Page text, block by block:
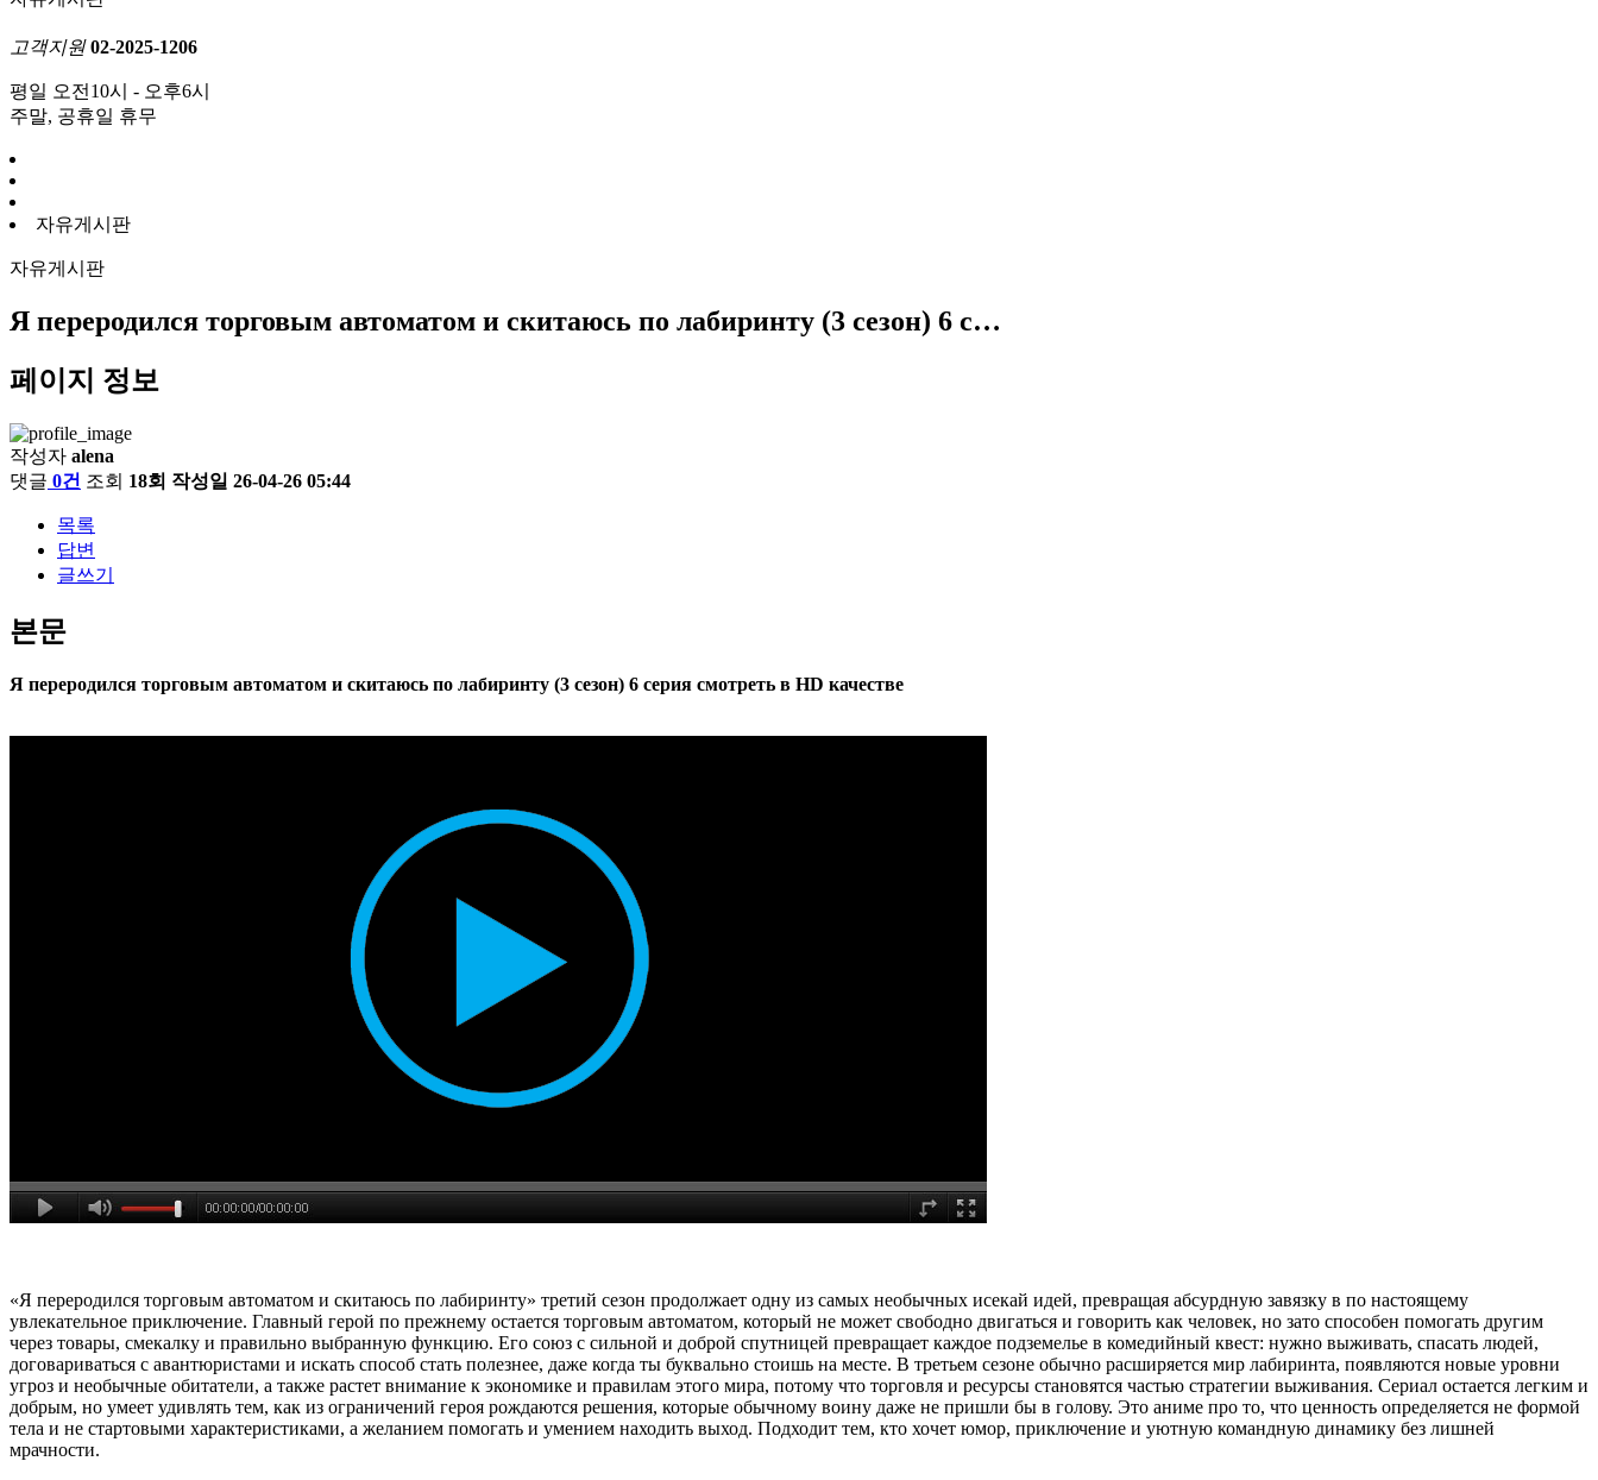
고객지원 02-2025-1206
평일 오전10시 - 오후6시
주말, 공휴일 휴무
자유게시판
자유게시판
Я переродился торговым автоматом и скитаюсь по лабиринту (3 сезон) 6 с…
페이지 정보
작성자 alena
댓글 0건 조회 18회 작성일 26-04-26 05:44
목록
답변
글쓰기
본문
Я переродился торговым автоматом и скитаюсь по лабиринту (3 сезон) 6 серия смотреть в HD качестве
«Я переродился торговым автоматом и скитаюсь по лабиринту» третий сезон продолжает одну из самых необычных исекай идей, превращая абсурдную завязку в по настоящему
увлекательное приключение. Главный герой по прежнему остается торговым автоматом, который не может свободно двигаться и говорить как человек, но зато способен помогать другим
через товары, смекалку и правильно выбранную функцию. Его союз с сильной и доброй спутницей превращает каждое подземелье в комедийный квест: нужно выживать, спасать людей,
договариваться с авантюристами и искать способ стать полезнее, даже когда ты буквально стоишь на месте. В третьем сезоне обычно расширяется мир лабиринта, появляются новые уровни
угроз и необычные обитатели, а также растет внимание к экономике и правилам этого мира, потому что торговля и ресурсы становятся частью стратегии выживания. Сериал остается легким и
добрым, но умеет удивлять тем, как из ограничений героя рождаются решения, которые обычному воину даже не пришли бы в голову. Это аниме про то, что ценность определяется не формой
тела и не стартовыми характеристиками, а желанием помогать и умением находить выход. Подходит тем, кто хочет юмор, приключение и уютную командную динамику без лишней
мрачности.